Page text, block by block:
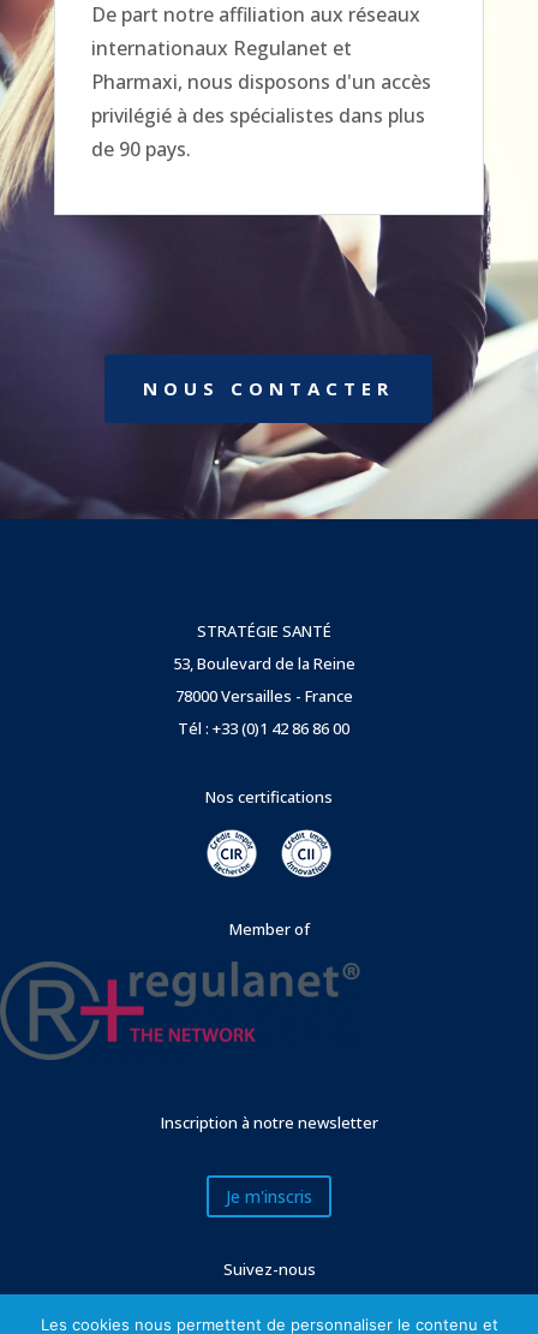
De part notre affiliation aux réseaux
internationaux Regulanet et
Pharmaxi, nous disposons d'un accès
privilégié à des spécialistes dans plus
de 90 pays.
NOUS CONTACTER
STRATÉGIE SANTÉ
53, Boulevard de la Reine
78000 Versailles - France
Tél : +33 (0)1 42 86 86 00
Nos certifications
Member of
Inscription à notre newsletter
Je m'inscris
Suivez-nous
Les cookies nous permettent de personnaliser le contenu et